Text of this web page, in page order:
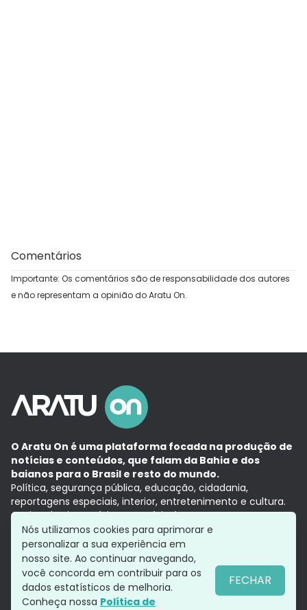
Comentários
Importante: Os comentários são de responsabilidade dos autores
e não representam a opinião do Aratu On.
O Aratu On é uma plataforma focada na produção de
notícias e conteúdos, que falam da Bahia e dos
baianos para o Brasil e resto do mundo.
Política, segurança pública, educação, cidadania,
reportagens especiais, interior, entretenimento e cultura.
Aqui, tudo vira notícia e a notícia é no tempo presente,
com a credibilidade do Grupo Aratu.
Grupo Aratu
Política de privacidade
Siga-nos
Nós utilizamos cookies para aprimorar e
personalizar a sua experiência em
nosso site. Ao continuar navegando,
você concorda em contribuir para os
dados estatísticos de melhoria.
Conheça nossa Política de
FECHAR